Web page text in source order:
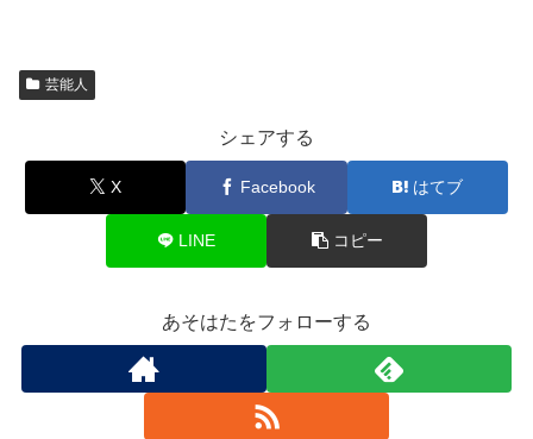
芸能人
シェアする
X Facebook はてブ
LINE コピー
あそはたをフォローする